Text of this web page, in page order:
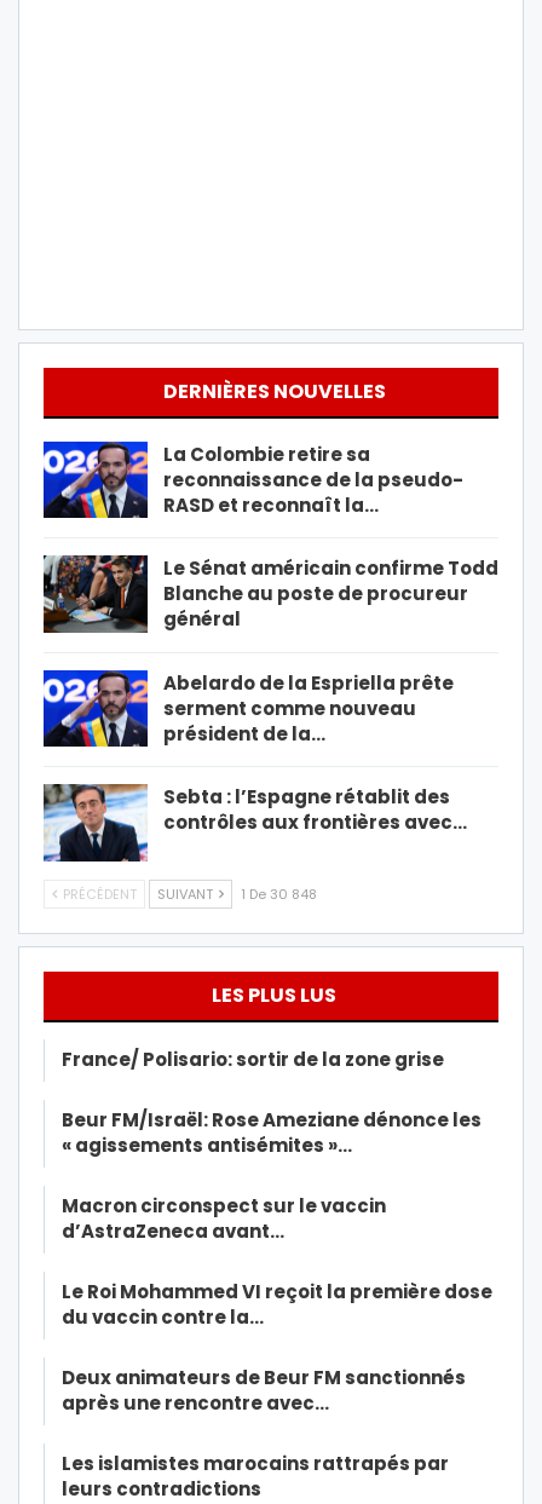
DERNIÈRES NOUVELLES
La Colombie retire sa
reconnaissance de la pseudo-
RASD et reconnaît la…
Le Sénat américain confirme Todd
Blanche au poste de procureur
général
Abelardo de la Espriella prête
serment comme nouveau
président de la…
Sebta : l’Espagne rétablit des
contrôles aux frontières avec…
PRÉCÉDENT SUIVANT 1 De 30 848
LES PLUS LUS
France/ Polisario: sortir de la zone grise
Beur FM/Israël: Rose Ameziane dénonce les
« agissements antisémites »…
Macron circonspect sur le vaccin
d’AstraZeneca avant…
Le Roi Mohammed VI reçoit la première dose
du vaccin contre la…
Deux animateurs de Beur FM sanctionnés
après une rencontre avec…
Les islamistes marocains rattrapés par
leurs contradictions